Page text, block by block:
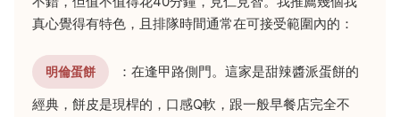
真心覺得有特色，且排隊時間通常在可接受範圍內的：
明倫蛋餅
：在逢甲路側門。這家是甜辣醬派蛋餅的
經典，餅皮是現桿的，口感Q軟，跟一般早餐店完全不